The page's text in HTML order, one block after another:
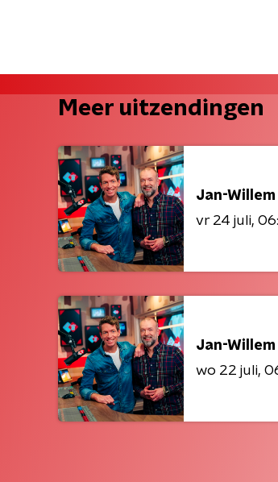
Meer uitzendingen
Jan-
vr 24 juli
Jan-
wo 22 juli